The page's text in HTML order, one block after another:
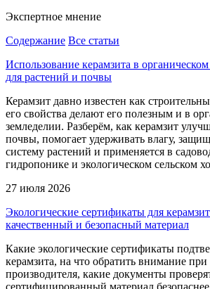
Экспертное мнение
Содержание Все статьи
Использование керамзита в
для растений и почвы
Керамзит давно известен как
его свойства делают его полезным и в
земледелии. Разберём, как керамзит
почвы, помогает удерживать влагу,
систему растений и применяется в
гидропонике и экологическом сельском
27 июля 2026
Экологические сертификаты для
качественный и безопасный материал
Какие экологические сертификаты
керамзита, на что обратить внимание
производителя, какие документы
сертифицированный материал